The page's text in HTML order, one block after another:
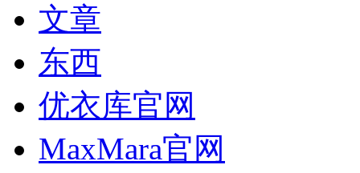
文章
东西
优衣库官网
MaxMara官网